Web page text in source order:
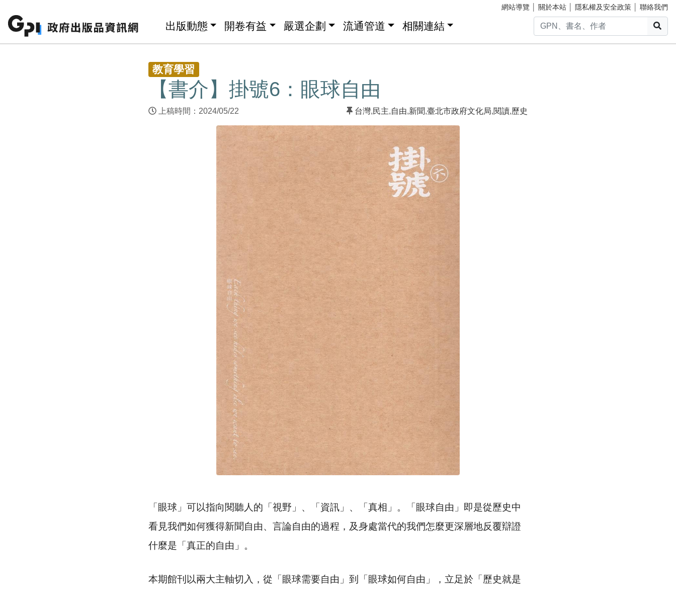
網站導覽 關於本站 隱私權及安全政策 聯絡我們
出版動態 開卷有益 嚴選企劃 流通管道 相關連結
教育學習
【書介】掛號6：眼球自由
上稿時間：2024/05/22 台灣,民主,自由,新聞,臺北市政府文化局,閱讀,歷史
「眼球」可以指向閱聽人的「視野」、「資訊」、「真相」。「眼球自由」即是從歷史中
看見我們如何獲得新聞自由、言論自由的過程，及身處當代的我們怎麼更深層地反覆辯證
什麼是「真正的自由」。
本期館刊以兩大主軸切入，從「眼球需要自由」到「眼球如何自由」，立足於「歷史就是